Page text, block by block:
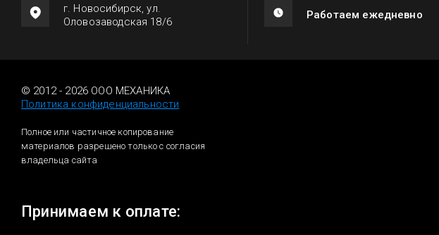
г. Новосибирск, ул.
Оловозаводская 18/6
Работаем ежедневно
© 2012 - 2026 ООО МЕХАНИКА
Политика конфиденциальности
Полное или частичное копирование
материалов разрешено только с согласия
владельца сайта
Принимаем к оплате: